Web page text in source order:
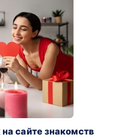
сайте знакомств